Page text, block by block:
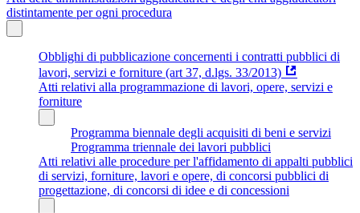
distintamente per ogni procedura
Obblighi di pubblicazione concernenti i contratti pubblici di
lavori, servizi e forniture (art 37, d.lgs. 33/2013)
Atti relativi alla programmazione di lavori, opere, servizi e
forniture
Programma biennale degli acquisiti di beni e servizi
Programma triennale dei lavori pubblici
Atti relativi alle procedure per l'affidamento di appalti pubblici
di servizi, forniture, lavori e opere, di concorsi pubblici di
progettazione, di concorsi di idee e di concessioni